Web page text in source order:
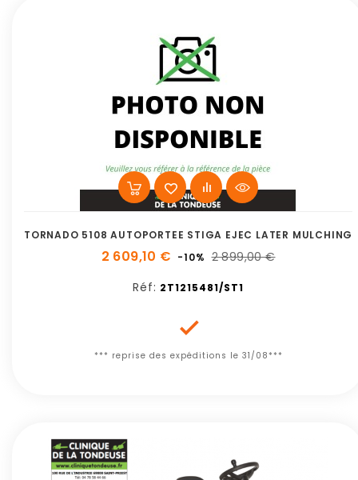
TORNADO 5108 AUTOPORTEE STIGA EJEC LATER MULCHING
2 609,10 € -10% 2 899,00 €
Réf: 2T1215481/ST1

*** reprise des expéditions le 31/08***